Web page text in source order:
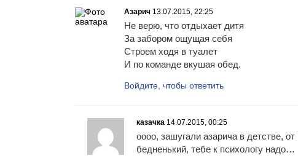
Азарич 13.07.2015, 22:25
Не верю, что отдыхает дитя
За забором ощущая себя
Строем ходя в туалет
И по команде вкушая обед.
Войдите, чтобы ответить
казачка 14.07.2015, 00:25
оооо, зашугали азарича в детстве,
бедненький, тебе к психологу надо…